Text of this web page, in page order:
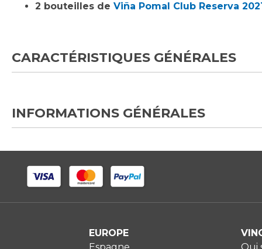
2 bouteilles de Viña Pomal Club Reserva
CARACTÉRISTIQUES GÉNÉRALES
INFORMATIONS GÉNÉRALES
EUROPE